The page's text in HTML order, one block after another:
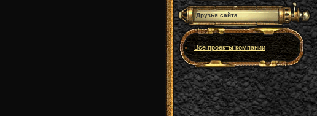
Друзья сайта
Все проекты компании